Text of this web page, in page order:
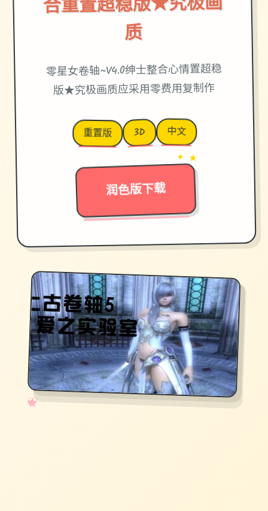
质
零星女卷轴~V4.0绅士整合心情置超稳
版★究极画质应采用零费用复制作
重置版 3D 中文
润色版下载
→
✦ ★
✧
♡
★
♥